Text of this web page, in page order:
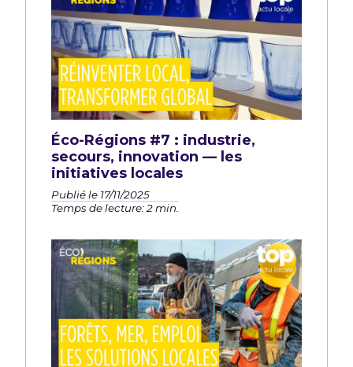
Éco-Régions #7 : industrie,
secours, innovation — les
initiatives locales
Publié le 17/11/2025
Temps de lecture: 2 min.